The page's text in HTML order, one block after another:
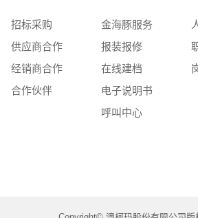
招标采购
供应商合作
经销商合作
合作伙伴
金海豚服务
报装报修
在线建档
电子说明书
呼叫中心